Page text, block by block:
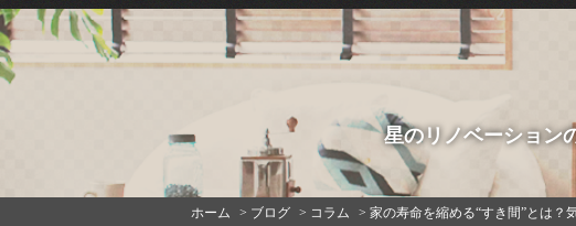
星のリノベーション
ホーム > ブログ > コラム > 家の寿命を縮める“すき間”とは？